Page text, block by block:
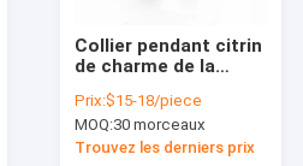
Collier pendant citrin
de charme de la
3.0g d'or jaune de
coussin pour la
grand-maman
Prix:$15-18/piece
MOQ:30 morceaux
Trouvez les derniers prix